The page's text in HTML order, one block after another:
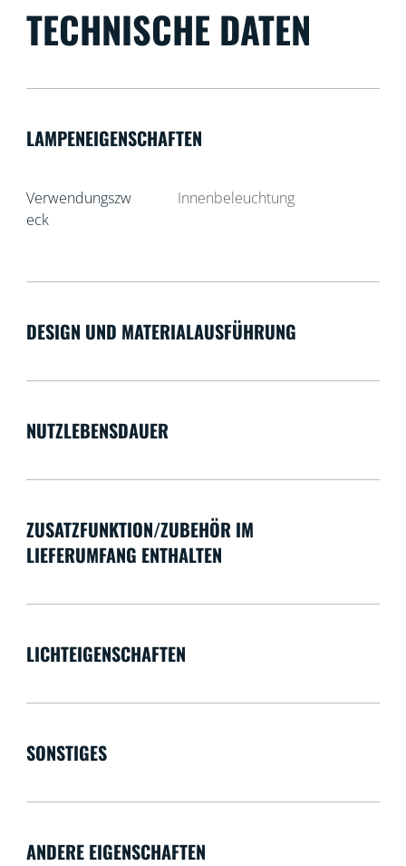
TECHNISCHE DATEN
LAMPENEIGENSCHAFTEN
Verwendungszw
eck
Innenbeleuchtung
DESIGN UND MATERIALAUSFÜHRUNG
NUTZLEBENSDAUER
ZUSATZFUNKTION/ZUBEHÖR IM
LIEFERUMFANG ENTHALTEN
LICHTEIGENSCHAFTEN
SONSTIGES
ANDERE EIGENSCHAFTEN